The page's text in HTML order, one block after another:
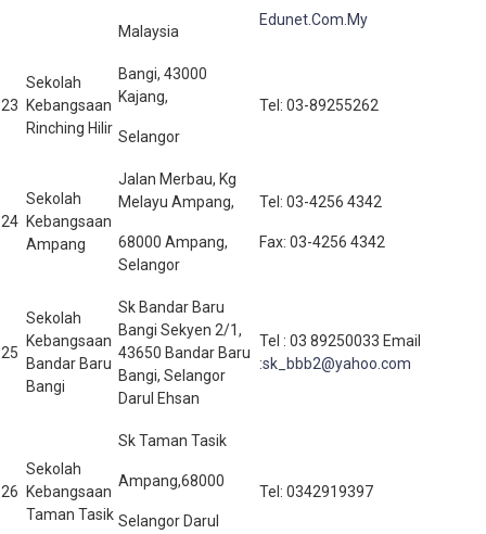
Malaysia
Edunet.Com.My
23
Sekolah
Kebangsaan
Rinching Hilir
Bangi, 43000
Kajang,
Selangor
Tel: 03-89255262
24
Sekolah
Kebangsaan
Ampang
Jalan Merbau, Kg
Melayu Ampang,
68000 Ampang,
Selangor
Tel: 03-4256 4342
Fax: 03-4256 4342
25
Sekolah
Kebangsaan
Bandar Baru
Bangi
Sk Bandar Baru
Bangi Sekyen 2/1,
43650 Bandar Baru
Bangi, Selangor
Darul Ehsan
Tel : 03 89250033 Email
:sk_bbb2@yahoo.com
26
Sekolah
Kebangsaan
Taman Tasik
Sk Taman Tasik
Ampang,68000
Selangor Darul
Tel: 0342919397